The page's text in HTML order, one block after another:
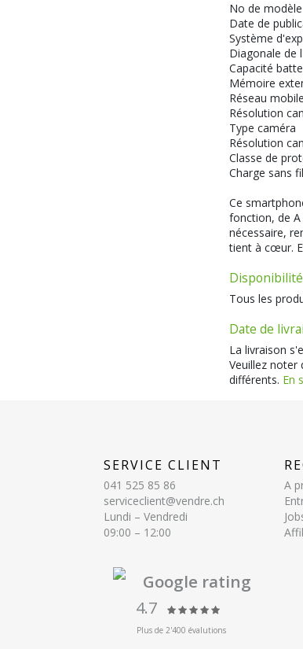
No de modèle
Date de
Système
Diagonale de
Capacité
Mémoire
Réseau
Résolution
Type caméra
Résolution
Classe de
Charge sans fil
Ce
fonction, de
nécessaire,
tient à cœur.
Disponibilité
Tous les
Date de
La livraison
Veuillez noter
différents. En
SERVICE CLIENT
041 525 85 86
serviceclient@vendre.ch
Lundi – Vendredi
09:00 – 12:00
Google rating
4.7
Plus de 2'400 évalutions
A